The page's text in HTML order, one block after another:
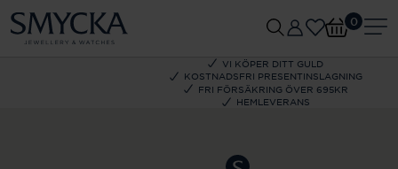
VI KÖPER DITT GULD
KOSTNADSFRI PRESENTINSLAGNING
FRI FÖRSÄKRING ÖVER 695KR
HEMLEVERANS
0